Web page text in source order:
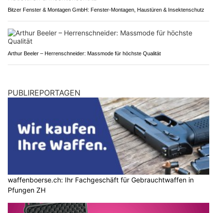
Bitzer Fenster & Montagen GmbH: Fenster-Montagen, Haustüren & Insektenschutz
Arthur Beeler – Herrenschneider: Massmode für höchste Qualität
PUBLIREPORTAGEN
waffenboerse.ch: Ihr Fachgeschäft für Gebrauchtwaffen in
Pfungen ZH